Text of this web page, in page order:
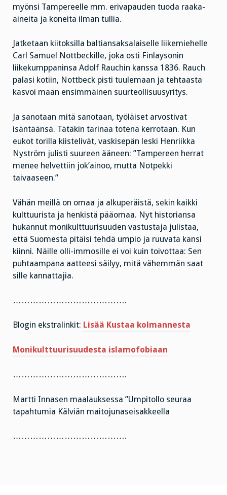
myönsi Tampereelle mm. erivapauden tuoda raaka-
aineita ja koneita ilman tullia.
Jatketaan kiitoksilla baltiansaksalaiselle liikemiehelle
Carl Samuel Nottbeckille, joka osti Finlaysonin
liikekumppaninsa Adolf Rauchin kanssa 1836. Rauch
palasi kotiin, Nottbeck pisti tuulemaan ja tehtaasta
kasvoi maan ensimmäinen suurteollisuusyritys.
Ja sanotaan mitä sanotaan, työläiset arvostivat
isäntäänsä. Tätäkin tarinaa totena kerrotaan. Kun
eukot torilla kiistelivät, vaskisepän leski Henriikka
Nyström julisti suureen ääneen: ”Tampereen herrat
menee helvettiin jok’ainoo, mutta Notpekki
taivaaseen.”
Vähän meillä on omaa ja alkuperäistä, sekin kaikki
kulttuurista ja henkistä pääomaa. Nyt historiansa
hukannut monikulttuurisuuden vastustaja julistaa,
että Suomesta pitäisi tehdä umpio ja ruuvata kansi
kiinni. Näille olli-immosille ei voi kuin toivottaa: Sen
puhtaampana aatteesi säilyy, mitä vähemmän saat
sille kannattajia.
………………………………….
Blogin ekstralinkit: Lisää Kustaa kolmannesta
Monikulttuurisuudesta islamofobiaan
………………………………….
Martti Innasen maalauksessa ”Umpitollo seuraa
tapahtumia Kälviän maitojunaseisakkeella
………………………………….